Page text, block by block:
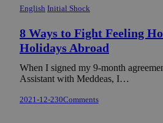
English Initial Shock
8 Ways to Fight Feeling
Holidays Abroad
When I signed my 9-month
Assistant with Meddeas, I…
2021-12-230Comments